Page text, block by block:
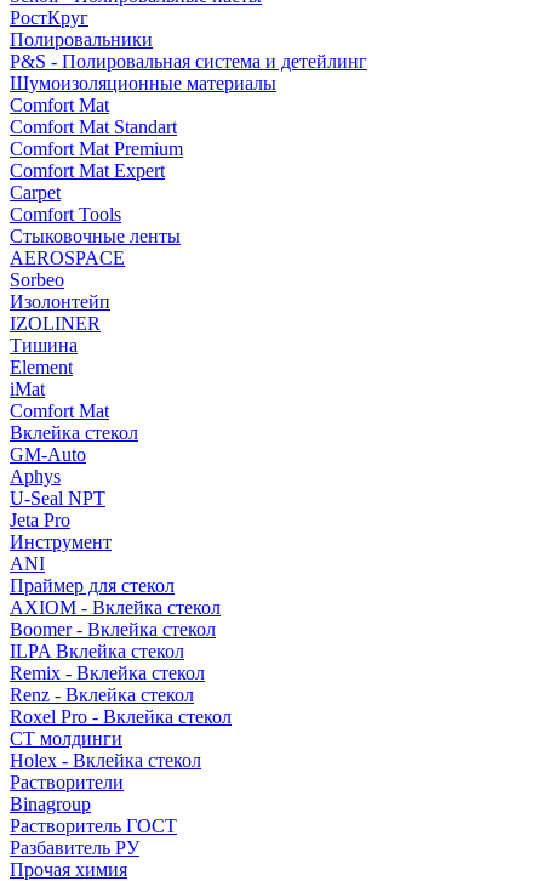
РостКруг
Полировальники
P&S - Полировальная система и детейлинг
Шумоизоляционные материалы
Comfort Mat
Comfort Mat Standart
Comfort Mat Premium
Comfort Mat Expert
Carpet
Comfort Tools
Стыковочные ленты
AEROSPACE
Sorbeo
Изолонтейп
IZOLINER
Тишина
Element
iMat
Comfort Mat
Вклейка стекол
GM-Auto
Aphys
U-Seal NPT
Jeta Pro
Инструмент
ANI
Праймер для стекол
AXIOM - Вклейка стекол
Boomer - Вклейка стекол
ILPA Вклейка стекол
Remix - Вклейка стекол
Renz - Вклейка стекол
Roxel Pro - Вклейка стекол
СТ молдинги
Holex - Вклейка стекол
Растворители
Binagroup
Растворитель ГОСТ
Разбавитель РУ
Прочая химия